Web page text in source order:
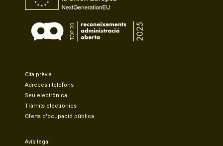
Cita prèvia
Adreces i telèfons
Seu electrònica
Tràmits electrònics
Oferta d'ocupació pública
Avís legal